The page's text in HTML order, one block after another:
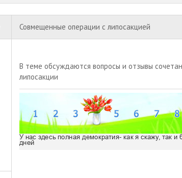
Совмещенные операции с липосакцией
В теме обсуждаются вопросы и отзывы
липосакции